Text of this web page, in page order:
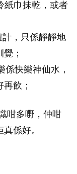
紙巾抹乾，或者
，只係靜靜地
；
係快樂神仙水，
飲；
咁多嘢，仲咁
係好。